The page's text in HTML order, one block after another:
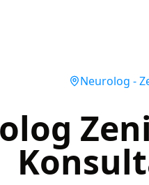
Neurolog -